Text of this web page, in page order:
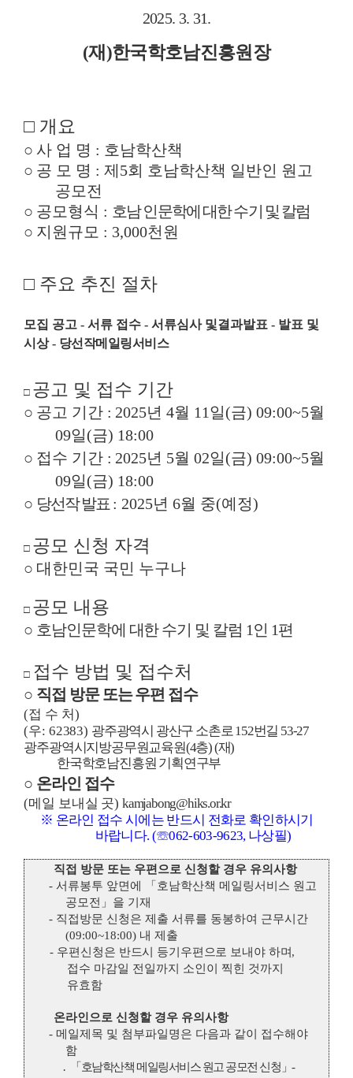
2025. 3. 31.
(재 )한국학호남진흥원장
□ 개요
○ 사 업 명 : 호남학산책
○ 공 모 명 : 제 5회 호남학산책 일반인 원고
공모전
○ 공모형식 : 호남 인문학에 대한 수기 및 칼럼
○ 지원규모 : 3,000천원
□ 주요 추진 절차
모집 공고 - 서류 접수 - 서류심사 및결과발표 - 발표 및
시상 - 당선작메일링서비스
□ 공고 및 접수 기간
○ 공고 기간 : 2025년 4월 11일(금) 09:00~5월
09일(금) 18:00
○ 접수 기간 : 2025년 5월 02일(금) 09:00~5월
09일(금) 18:00
○ 당선작 발표 : 2025년 6월 중(예정)
□ 공모 신청 자격
○ 대한민국 국민 누구나
□ 공모 내용
○ 호남인문학에 대한 수기 및 칼럼 1인 1편
□ 접수 방법 및 접수처
○ 직접 방문 또는 우편 접수
(접 수 처)
(우: 62383) 광주광역시 광산구 소촌로 152번길 53-27
광주광역시지방공무원교육원(4층) (재)
한국학호남진흥원 기획연구부
○ 온라인 접수
(메일 보내실 곳) kamjabong@hiks.or.kr
※ 온라인 접수 시에는 반드시 전화로 확인하시기
바랍니다. (☏062-603-9623, 나상필)
직접 방문 또는 우편으로 신청할 경우 유의사항
-서류봉투 앞면에 「 호남학산책 메일링서비스 원고
공모전 」 을 기재
- 직접방문 신청은 제출 서류를 동봉하여 근무시간
(09:00~18:00) 내 제출
- 우편신청은 반드시 등기우편으로 보내야 하며,
접수 마감일 전일까지 소인이 찍힌 것까지
유효함
온라인으로 신청할 경우 유의사항
- 메일제목 및 첨부파일명은 다음과 같이 접수해야
함
․
「 호남학산책 메일링서비스 원고 공모전 신청 」-